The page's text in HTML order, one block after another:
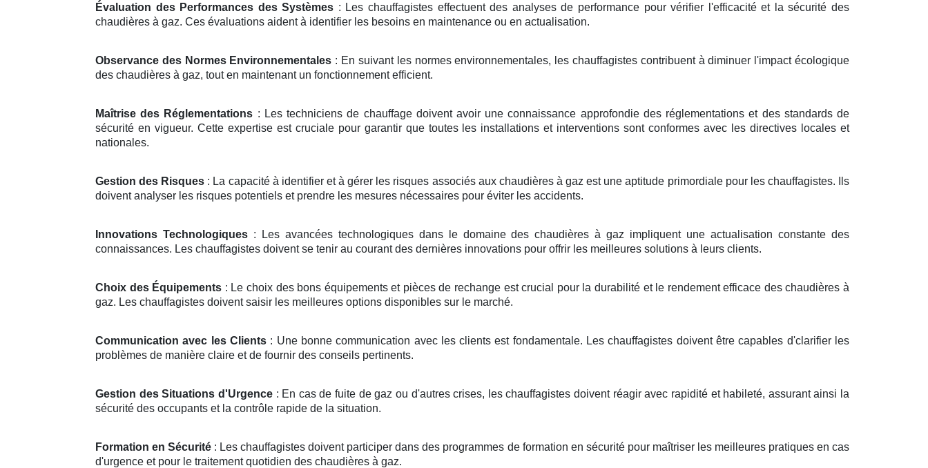
Évaluation des Performances des Systèmes : Les chauffagistes effectuent des analyses de performance pour vérifier l'efficacité et la sécurité des
chaudières à gaz. Ces évaluations aident à identifier les besoins en maintenance ou en actualisation.
Observance des Normes Environnementales : En suivant les normes environnementales, les chauffagistes contribuent à diminuer l'impact écologique
des chaudières à gaz, tout en maintenant un fonctionnement efficient.
Maîtrise des Réglementations : Les techniciens de chauffage doivent avoir une connaissance approfondie des réglementations et des standards de
sécurité en vigueur. Cette expertise est cruciale pour garantir que toutes les installations et interventions sont conformes avec les directives locales et
nationales.
Gestion des Risques : La capacité à identifier et à gérer les risques associés aux chaudières à gaz est une aptitude primordiale pour les chauffagistes. Ils
doivent analyser les risques potentiels et prendre les mesures nécessaires pour éviter les accidents.
Innovations Technologiques: Les avancées technologiques dans le domaine des chaudières à gaz impliquent une actualisation constante des
connaissances. Les chauffagistes doivent se tenir au courant des dernières innovations pour offrir les meilleures solutions à leurs clients.
Choix des Équipements : Le choix des bons équipements et pièces de rechange est crucial pour la durabilité et le rendement efficace des chaudières à
gaz. Les chauffagistes doivent saisir les meilleures options disponibles sur le marché.
Communication avec les Clients: Une bonne communication avec les clients est fondamentale. Les chauffagistes doivent être capables d'clarifier les
problèmes de manière claire et de fournir des conseils pertinents.
Gestion des Situations d'Urgence: En cas de fuite de gaz ou d'autres crises, les chauffagistes doivent réagir avec rapidité et habileté, assurant ainsi la
sécurité des occupants et la contrôle rapide de la situation.
Formation en Sécurité : Les chauffagistes doivent participer dans des programmes de formation en sécurité pour maîtriser les meilleures pratiques en cas
d'urgence et pour le traitement quotidien des chaudières à gaz.